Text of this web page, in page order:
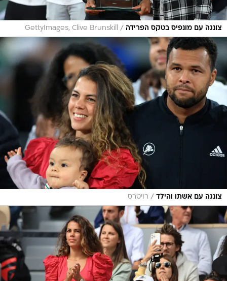
צונגה עם מונפיס בטקס הפרידה /
GettyImages, Clive Brunskill
צונגה עם אשתו והילד / רויטרס